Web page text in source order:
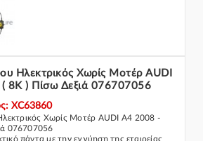
Ηλεκτρικός Χωρίς Μοτέρ AUDI
8K ) Πίσω Δεξιά 076707056
XC63860
Χωρίς Μοτέρ AUDI A4 2008 -
076707056
πάντα με την εγγύηση της εταιρείας